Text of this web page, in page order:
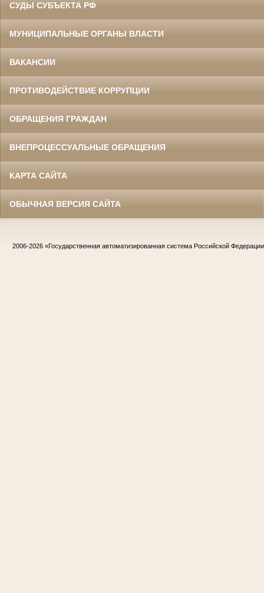
СУДЫ СУБЪЕКТА РФ
МУНИЦИПАЛЬНЫЕ ОРГАНЫ ВЛАСТИ
ВАКАНСИИ
ПРОТИВОДЕЙСТВИЕ КОРРУПЦИИ
ОБРАЩЕНИЯ ГРАЖДАН
ВНЕПРОЦЕССУАЛЬНЫЕ ОБРАЩЕНИЯ
КАРТА САЙТА
ОБЫЧНАЯ ВЕРСИЯ САЙТА
2006-2026 «Государственная автоматизированная система Российской